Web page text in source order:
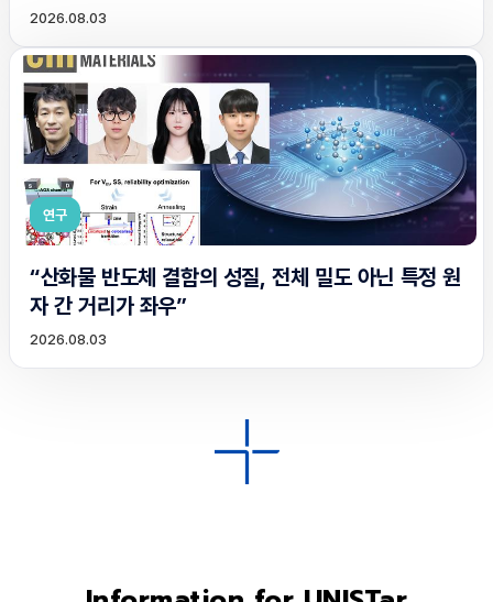
2026.08.03
연구
“산화물 반도체 결함의 성질, 전체 밀도 아닌 특정 원
자 간 거리가 좌우”
2026.08.03